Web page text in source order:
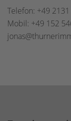
Telefon: +49
Mobil: +49 152